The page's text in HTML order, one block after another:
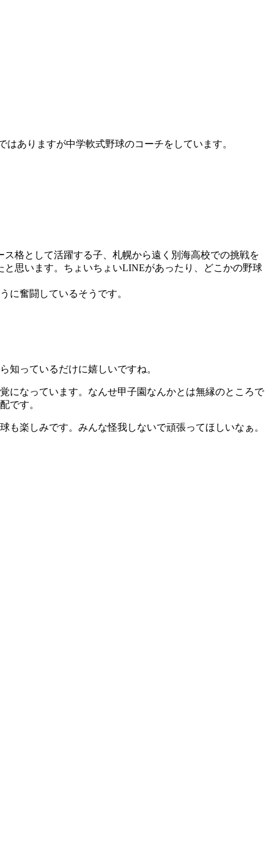
ありますが中学軟式野球のコーチをしています。
格として活躍する子、札幌から遠く別海高校での挑戦を
思います。ちょいちょいLINEがあったり、どこかの野球
に奮闘しているそうです。
知っているだけに嬉しいですね。
になっています。なんせ甲子園なんかとは無縁のところで
です。
楽しみです。みんな怪我しないで頑張ってほしいなぁ。